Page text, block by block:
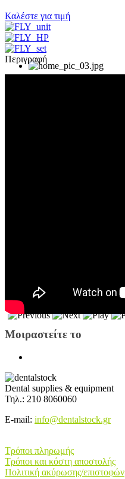
Καλέστε για τιμή
Περιγραφή
Μοιραστείτε το
Dental supplies & equipment
Τηλ.: 210 8060060
E-mail: info@dentalstock.gr
Τρόποι πληρωμής
Τρόποι και κόστη αποστολής
Πολιτική ακύρωσης/επιστοφών